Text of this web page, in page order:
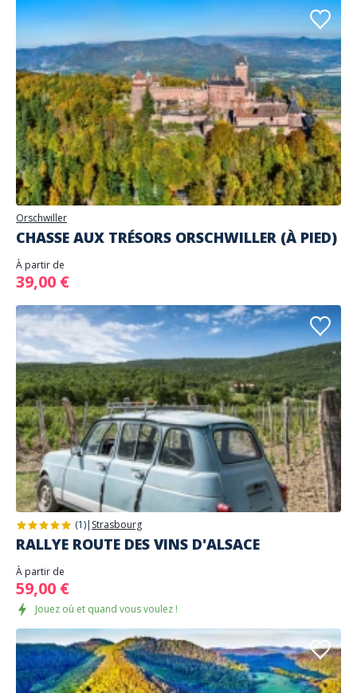
Orschwiller
CHASSE AUX TRÉSORS ORSCHWILLER (À PIED)
À partir de
39,00 €
(1)| Strasbourg
RALLYE ROUTE DES VINS D'ALSACE
À partir de
59,00 €
Jouez où et quand vous voulez !